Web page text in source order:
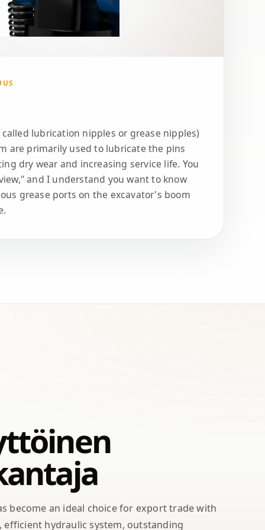
lubrication nipples or grease nipples)
are primarily used to lubricate the pins
dry wear and increasing service life. You
and I understand you want to know
grease ports on the excavator's boom
become an ideal choice for export trade with
hydraulic system, outstanding